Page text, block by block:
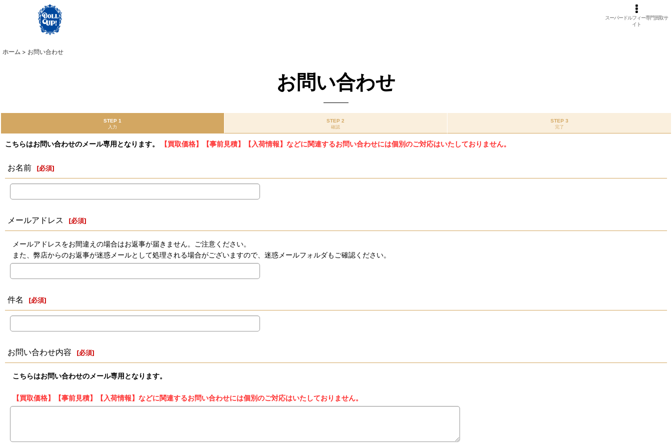
スーパードルフィー専門買取サ
イト
ホーム > お問い合わせ
お問い合わせ
STEP 1
入力
STEP 2
確認
STEP 3
完了
こちらはお問い合わせのメール専用となります。 【買取価格】【事前見積】【入荷情報】などに関連するお問い合わせには個別のご対応はいたしておりません。
お名前 [必須]
メールアドレス [必須]
メールアドレスをお間違えの場合はお返事が届きません。ご注意ください。
また、弊店からのお返事が迷惑メールとして処理される場合がございますので、迷惑メールフォルダもご確認ください。
件名 [必須]
お問い合わせ内容 [必須]
こちらはお問い合わせのメール専用となります。
【買取価格】【事前見積】【入荷情報】などに関連するお問い合わせには個別のご対応はいたしておりません。